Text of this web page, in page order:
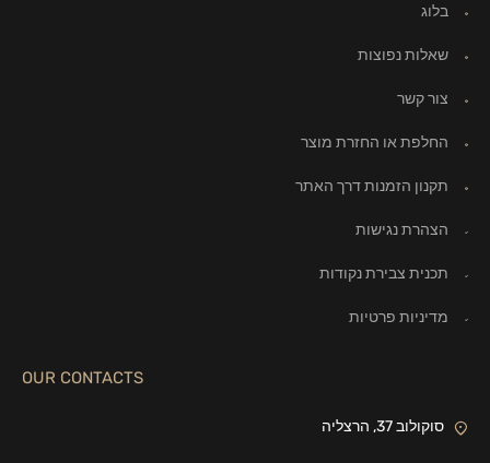
בלוג
שאלות נפוצות
צור קשר
החלפת או החזרת מוצר
תקנון הזמנות דרך האתר
הצהרת נגישות
תכנית צבירת נקודות
מדיניות פרטיות
OUR CONTACTS
סוקולוב 37, הרצליה